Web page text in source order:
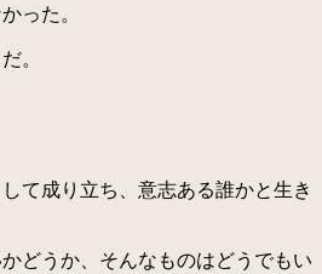
った。
。
て成り立ち、意志ある誰かと生き
どうか、そんなものはどうでもい